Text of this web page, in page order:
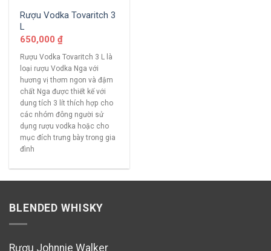
Rượu Vodka Tovaritch 3
L
650,000 ₫
Rượu Vodka Tovaritch 3 L là
loại rượu Vodka Nga với
hương vị thơm ngon và đậm
chất Nga được thiết kế với
dung tích 3 lít thích hợp cho
các nhóm đông người sử
dụng rượu vodka hoặc cho
mục đích trưng bày trong gia
đình
BLENDED WHISKY
Rượu Johnnie Walker